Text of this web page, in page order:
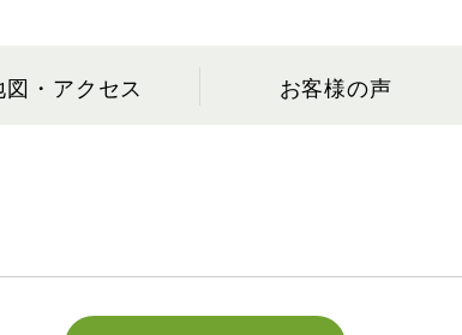
図・アクセス お客様の声